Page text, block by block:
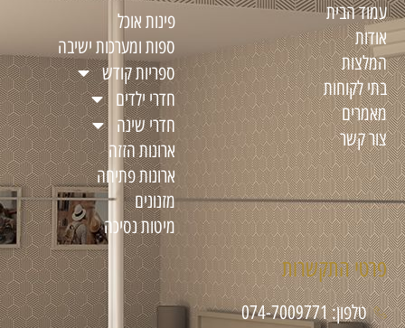
עמוד הבית
אודות
המלצות
בתי לקוחות
מאמרים
צור קשר
פינות אוכל
ספות ומערכות ישיבה
ספריות קודש
חדרי ילדים
חדרי שינה
ארונות הזזה
ארונות פתיחה
מזנונים
מיטות נסיכה
פרטי התקשרות
טלפון: 074-7009771